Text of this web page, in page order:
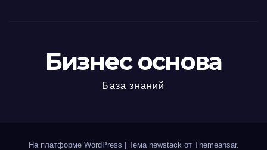
Бизнес основа
База знаний
На платформе WordPress Тема newstack от Themeansar.